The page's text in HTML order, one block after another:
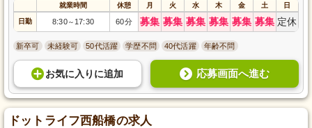
就業時間 休憩 月 火 水 木 金 土 日
日勤 8:30～ 17:30 60分 募集 募集 募集 募集 募集 募集 定休
新卒可 未経験可 50代活躍 学歴不問 40代活躍 年齢不問
お気に入り に追加 応募画面へ進む
ドットライフ西船橋の求人